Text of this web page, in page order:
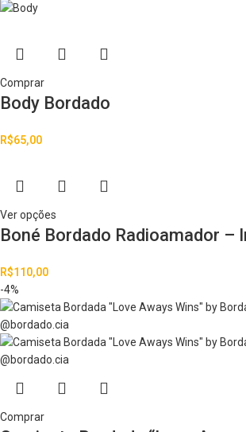
Comprar
Body Bordado
R$65,00
Ver opções
Boné Bordado Radioamador –
R$110,00
-4%
Comprar